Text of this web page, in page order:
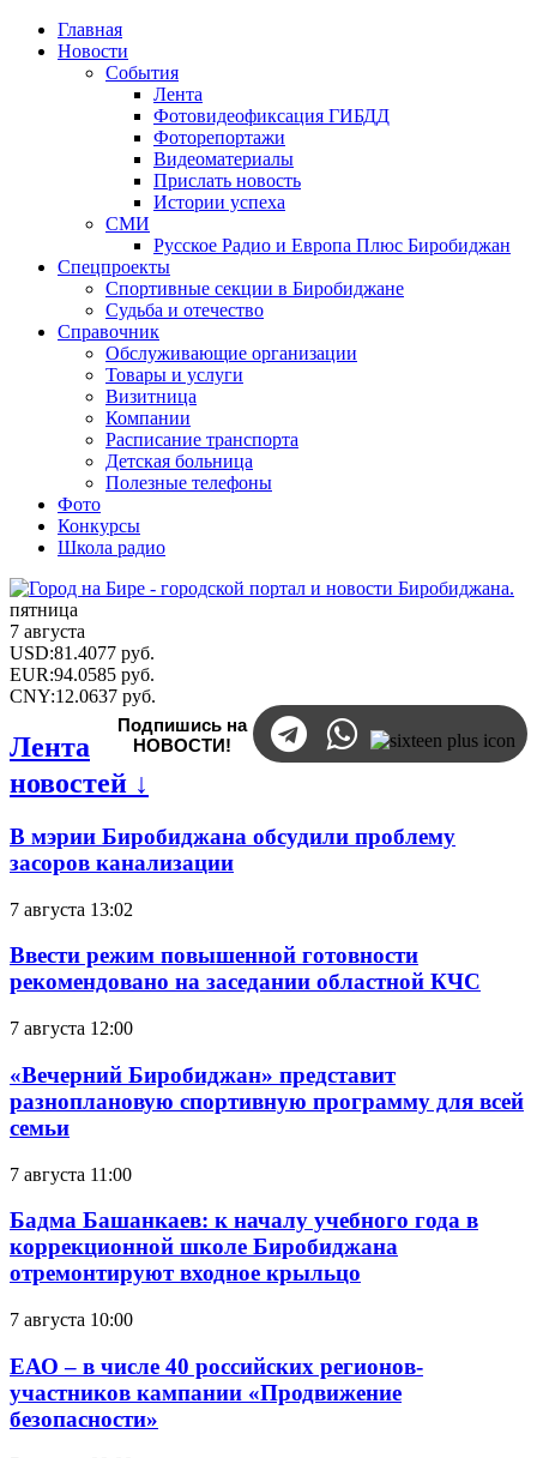
Главная
Новости
События
Лента
Фотовидеофиксация ГИБДД
Фоторепортажи
Видеоматериалы
Прислать новость
Истории успеха
СМИ
Русское Радио и Европа Плюс Биробиджан
Спецпроекты
Спортивные секции в Биробиджане
Судьба и отечество
Справочник
Обслуживающие организации
Товары и услуги
Визитница
Компании
Расписание транспорта
Детская больница
Полезные телефоны
Фото
Конкурсы
Школа радио
пятница
7 августа
USD:81.4077 руб.
EUR:94.0585 руб.
CNY:12.0637 руб.
Подпишись на
НОВОСТИ!
Лента
новостей ↓
В мэрии Биробиджана обсудили проблему
засоров канализации
7 августа 13:02
Ввести режим повышенной готовности
рекомендовано на заседании областной КЧС
7 августа 12:00
«Вечерний Биробиджан» представит
разноплановую спортивную программу для всей
семьи
7 августа 11:00
Бадма Башанкаев: к началу учебного года в
коррекционной школе Биробиджана
отремонтируют входное крыльцо
7 августа 10:00
ЕАО – в числе 40 российских регионов-
участников кампании «Продвижение
безопасности»